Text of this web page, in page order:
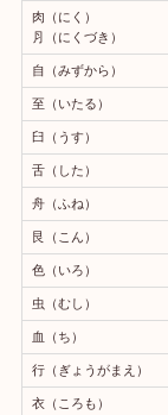
肉（にく）
⺼（にくづき）
自（みずから）
至（いたる）
臼（うす）
舌（した）
舟（ふね）
艮（こん）
色（いろ）
虫（むし）
血（ち）
行（ぎょうがまえ）
衣（ころも）